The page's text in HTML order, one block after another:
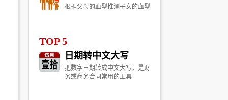
根据父母的血型推测子女的血型
TOP 5
日期转中文大写
把数字日期转成中文大写，是财
务或商务合同常用的工具